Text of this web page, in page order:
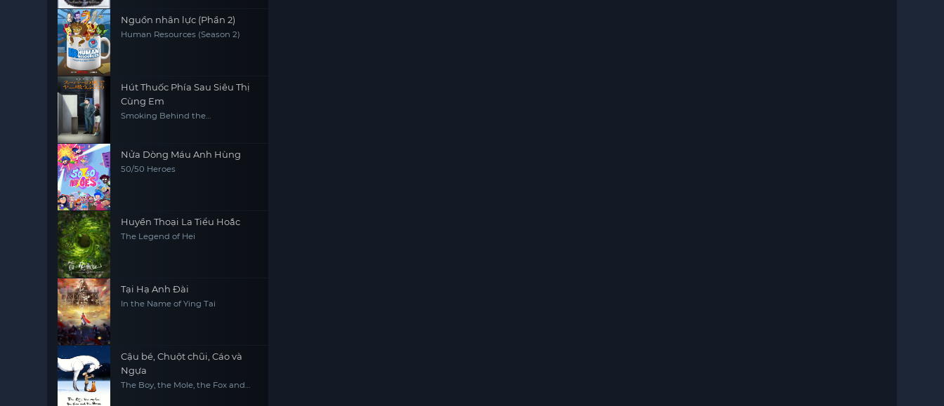
Nguồn nhân lực (Phần 2)
Human Resources (Season 2)
Hút Thuốc Phía Sau Siêu Thị
Cùng Em
Smoking Behind the
Nửa Dòng Máu Anh Hùng
50/50 Heroes
Huyền Thoại La Tiểu Hoắc
The Legend of Hei
Tại Hạ Anh Đài
In the Name of Ying Tai
Cậu bé, Chuột chũi, Cáo và
Ngựa
The Boy, the Mole, the Fox and